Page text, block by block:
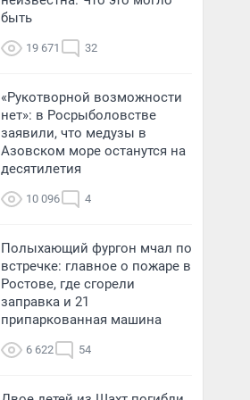
быть
19 671 32
«Рукотворной возможности
нет»: в Росрыболовстве
заявили, что медузы в
Азовском море останутся на
десятилетия
10 096 4
Полыхающий фургон мчал по
встречке: главное о пожаре в
Ростове, где сгорели
заправка и 21
припаркованная машина
6 622 54